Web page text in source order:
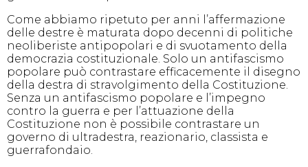
Come abbiamo ripetuto per anni l’affermazione
delle destre è maturata dopo decenni di politiche
neoliberiste antipopolari e di svuotamento della
democrazia costituzionale. Solo un antifascismo
popolare può contrastare efficacemente il disegno
della destra di stravolgimento della Costituzione.
Senza un antifascismo popolare e l’impegno
contro la guerra e per l’attuazione della
Costituzione non è possibile contrastare un
governo di ultradestra, reazionario, classista e
guerrafondaio.